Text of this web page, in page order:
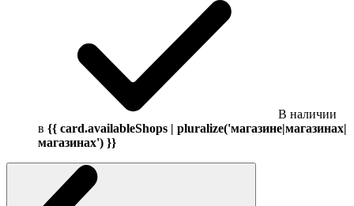
В наличии
в {{ card.availableShops | pluralize('магазине|магазинах|
магазинах') }}